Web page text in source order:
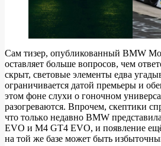
Сам тизер, опубликованный BMW
оставляет больше вопросов, чем
скрыт, световые элементы едва
ограничивается датой премьеры и
этом фоне слухи о гоночном
разогреваются. Впрочем, скептики
что толькo недавно BMW
EVO и M4 GT4 EVO, и появление
на той же базе может быть